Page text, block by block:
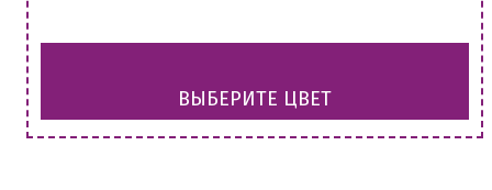
ВЫБЕРИТЕ ЦВЕТ